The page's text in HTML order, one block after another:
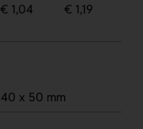
€ 1,04 € 1,19
40 x 50 mm